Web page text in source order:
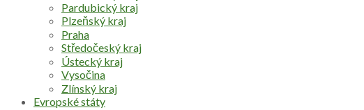
Pardubický kraj
Plzeňský kraj
Praha
Středočeský kraj
Ústecký kraj
Vysočina
Zlínský kraj
Evropské státy